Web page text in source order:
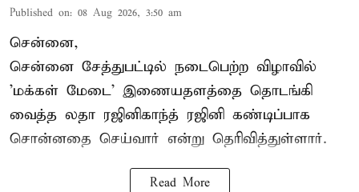
Published on: 08 Aug 2026, 3:50 am
சென்னை,
சென்னை சேத்துபட்டில் நடைபெற்ற விழாவில்
'மக்கள் மேடை' இணையதளத்தை தொடங்கி
வைத்த லதா ரஜினிகாந்த் ரஜினி கண்டிப்பாக
சொன்னதை செய்வார் என்று தெரிவித்துள்ளார்.
Read More